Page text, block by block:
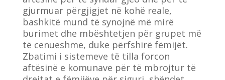
gjurmuar përgjigjet në kohë reale,
bashkitë mund të synojnë më mirë
burimet dhe mbështetjen për grupet më
të cenueshme, duke përfshirë fëmijët.
Zbatimi i sistemeve të tilla forcon
aftësinë e komunave për të mbrojtur të